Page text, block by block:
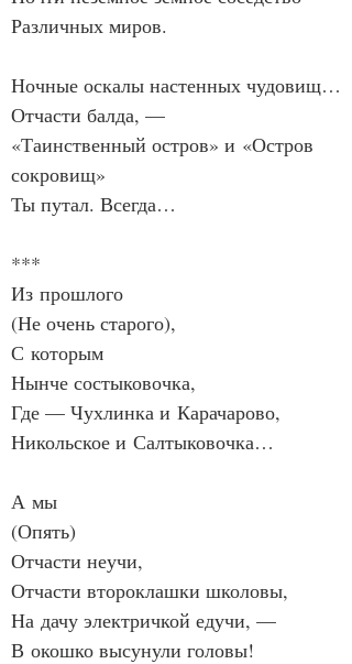
Различных миров.
Ночные оскалы настенных чудовищ…
Отчасти балда, —
«Таинственный остров» и «Остров
сокровищ»
Ты путал. Всегда…
***
Из прошлого
(Не очень старого),
С которым
Нынче состыковочка,
Где — Чухлинка и Карачарово,
Никольское и Салтыковочка…
А мы
(Опять)
Отчасти неучи,
Отчасти второклашки школовы,
На дачу электричкой едучи, —
В окошко высунули головы!